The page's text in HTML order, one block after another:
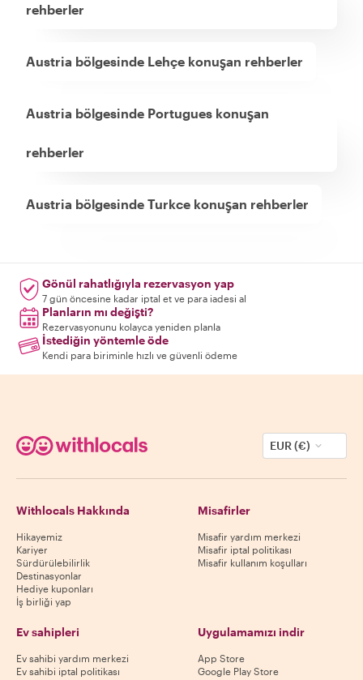
rehberler
Austria bölgesinde Lehçe konuşan rehberler
Austria bölgesinde Portugues konuşan
rehberler
Austria bölgesinde Turkce konuşan rehberler
Gönül rahatlığıyla rezervasyon yap
7 gün öncesine kadar iptal et ve para iadesi al
Planların mı değişti?
Rezervasyonunu kolayca yeniden planla
İstediğin yöntemle öde
Kendi para biriminle hızlı ve güvenli ödeme
EUR (€)
Withlocals Hakkında
Hikayemiz
Kariyer
Sürdürülebilirlik
Destinasyonlar
Hediye kuponları
İş birliği yap
Misafirler
Misafir yardım merkezi
Misafir iptal politikası
Misafir kullanım koşulları
Ev sahipleri
Ev sahibi yardım merkezi
Ev sahibi iptal politikası
Uygulamamızı indir
App Store
Google Play Store